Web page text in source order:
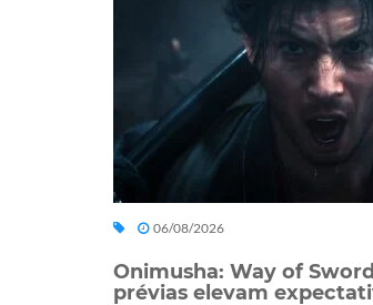
06/08/2026
Onimusha: Way of
prévias elevam